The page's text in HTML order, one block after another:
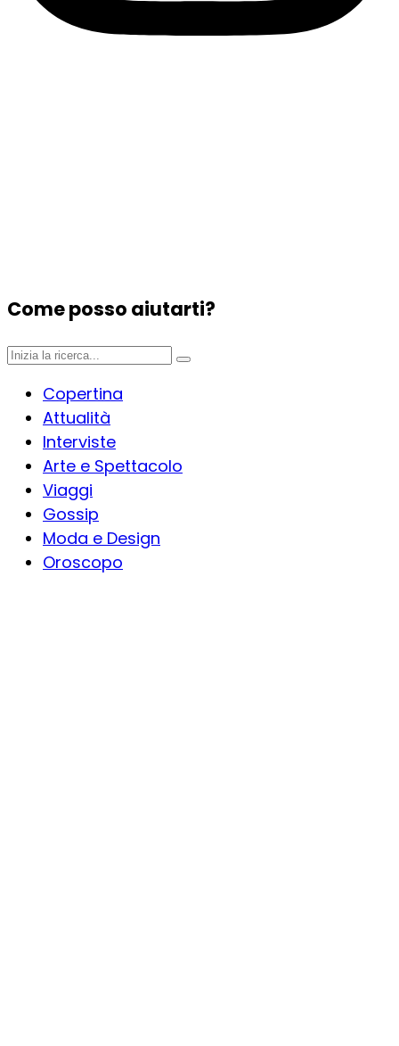
Come posso aiutarti?
Copertina
Attualità
Interviste
Arte e Spettacolo
Viaggi
Gossip
Moda e Design
Oroscopo